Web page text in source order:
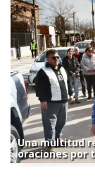
Una multitud
oraciones por